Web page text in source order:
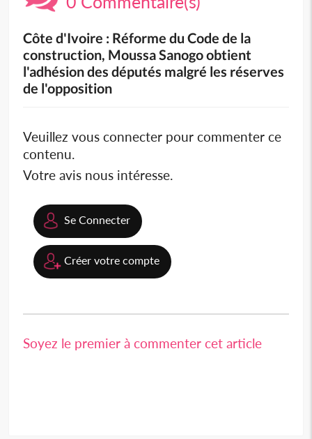
Côte d'Ivoire : Réforme du Code de la
construction, Moussa Sanogo obtient
l'adhésion des députés malgré les réserves
de l'opposition
Veuillez vous connecter pour commenter ce
contenu.
Votre avis nous intéresse.
Se Connecter
Créer votre compte
Soyez le premier à commenter cet article